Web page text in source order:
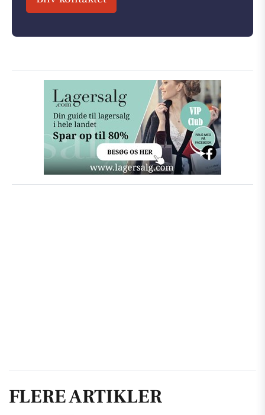
FLERE ARTIKLER